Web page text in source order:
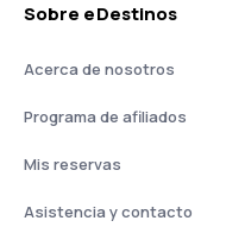
Sobre eDestinos
Acerca de nosotros
Programa de afiliados
Mis reservas
Asistencia y contacto